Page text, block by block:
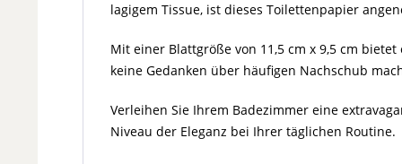
lagigem Tissue, ist dieses Toilettenpapier
Mit einer Blattgröße von 11,5 cm x 9,5 cm
keine Gedanken über häufigen Nachschub
Verleihen Sie Ihrem Badezimmer eine
Niveau der Eleganz bei Ihrer täglichen Routine.